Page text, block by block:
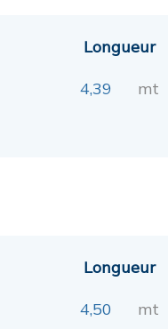
Longueur
4,39 mt
Longueur
4,50 mt